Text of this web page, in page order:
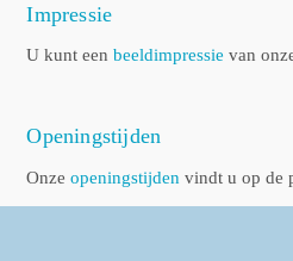
Impressie
U kunt eenbeeldimpressie van
Openingstijden
Onzeopeningstijden vindt u op de